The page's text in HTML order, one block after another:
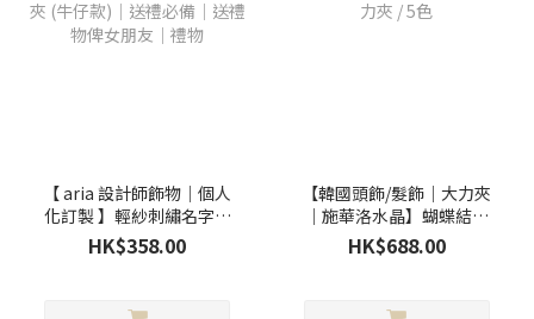
【 aria 設計師飾物｜個人
化訂製 】輕紗刺繡名字香
蕉夾 (牛仔款)｜送禮必備
｜送禮物俾女朋友｜禮物
HK$358.00
【韓國頭飾/髮飾｜大力夾
｜施華洛水晶】蝴蝶結水
鑽大力夾 / 5色
HK$688.00